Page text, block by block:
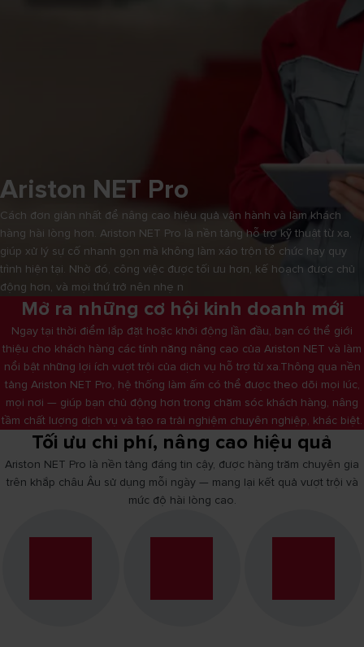
Ariston NET Pro
Cách đơn giản nhất để nâng cao hiệu quả vận hành và làm khách
hàng hài lòng hơn. Ariston NET Pro là nền tảng hỗ trợ kỹ thuật từ xa,
giúp xử lý sự cố nhanh gọn mà không làm xáo trộn tổ chức hay quy
trình hiện tại. Nhờ đó, công việc được tối ưu hơn, kế hoạch được chủ
động hơn, và mọi thứ trở nên nhẹ n
Mở ra những cơ hội kinh doanh mới
Ngay tại thời điểm lắp đặt hoặc khởi động lần đầu, bạn có thể giới
thiệu cho khách hàng các tính năng nâng cao của Ariston NET và làm
nổi bật những lợi ích vượt trội của dịch vụ hỗ trợ từ xa.Thông qua nền
tảng Ariston NET Pro, hệ thống làm ấm có thể được theo dõi mọi lúc,
mọi nơi — giúp bạn chủ động hơn trong chăm sóc khách hàng, nâng
tầm chất lượng dịch vụ và tạo ra trải nghiệm chuyên nghiệp, khác biệt.
Tối ưu chi phí, nâng cao hiệu quả
Ariston NET Pro là nền tảng đáng tin cậy, được hàng trăm chuyên gia
trên khắp châu Âu sử dụng mỗi ngày — mang lại kết quả vượt trội và
mức độ hài lòng cao.